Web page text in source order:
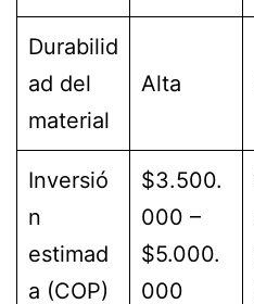
Durabilid
ad del
material
Alta
Inversió
n
estimad
a (COP)
$3.500.
000 –
$5.000.
000